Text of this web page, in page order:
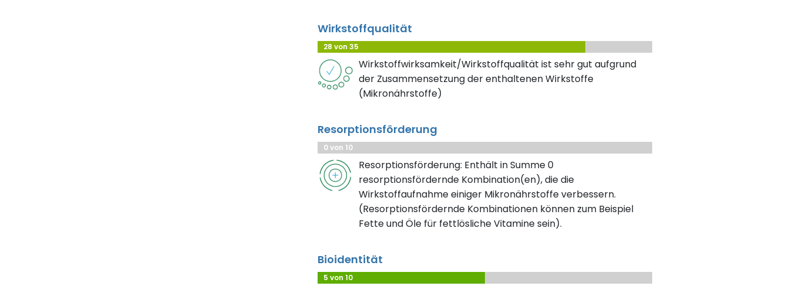
Wirkstoffqualität
28 von 35
Wirkstoffwirksamkeit/Wirkstoffqualität ist sehr gut aufgrund
der Zusammensetzung der enthaltenen Wirkstoffe
(Mikronährstoffe)
Resorptionsförderung
0 von 10
Resorptionsförderung: Enthält in Summe 0
resorptionsfördernde Kombination(en), die die
Wirkstoffaufnahme einiger Mikronährstoffe verbessern.
(Resorptionsfördernde Kombinationen können zum Beispiel
Fette und Öle für fettlösliche Vitamine sein).
Bioidentität
5 von 10